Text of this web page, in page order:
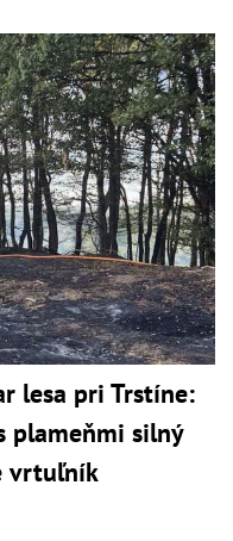
lesa pri Trstíne:
plameňmi silný
vrtuľník